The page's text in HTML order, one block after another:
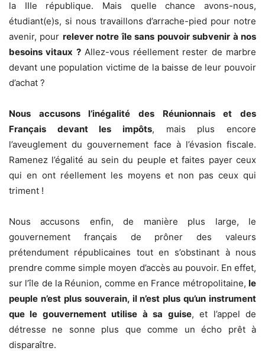
la IIIe république. Mais quelle chance avons-nous,
étudiant(e)s, si nous travaillons d’arrache-pied pour notre
avenir, pour relever notre île sans pouvoir subvenir à nos
besoins vitaux ?Allez-vous réellement rester de marbre
devant une population victime de la baisse de leur pouvoir
d’achat ?
Nous accusons l’inégalité des Réunionnais et des
Français devant les impôts, mais plus encore
l’aveuglement du gouvernement face à l’évasion fiscale.
Ramenez l’égalité au sein du peuple et faites payer ceux
qui en ont réellement les moyens et non pas ceux qui
triment !
Nous accusons enfin, de manière plus large, le
gouvernement français de prôner des valeurs
prétendument républicaines tout en s’obstinant à nous
prendre comme simple moyen d’accès au pouvoir. En effet,
sur l’île de la Réunion, comme en France métropolitaine, le
peuple n’est plus souverain, il n’est plus qu’un instrument
que le gouvernement utilise à sa guise, et l’appel de
détresse ne sonne plus que comme un écho prêt à
disparaître.